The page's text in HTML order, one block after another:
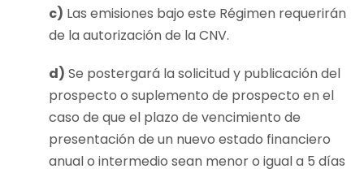
c) Las emisiones bajo este Régimen requerirán
de la autorización de la CNV.
d) Se postergará la solicitud y publicación del
prospecto o suplemento de prospecto en el
caso de que el plazo de vencimiento de
presentación de un nuevo estado financiero
anual o intermedio sean menor o igual a 5 días